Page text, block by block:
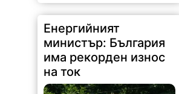
министър: България
има рекорден износ
на ток